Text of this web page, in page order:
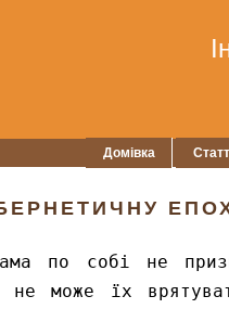
Домівка
по собі не
не може їх